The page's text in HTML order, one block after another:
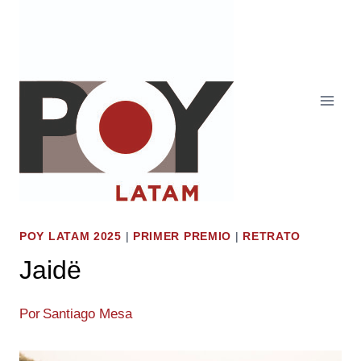
POY LATAM 2025 | PRIMER PREMIO | RETRATO
Jaidë
Por Santiago Mesa